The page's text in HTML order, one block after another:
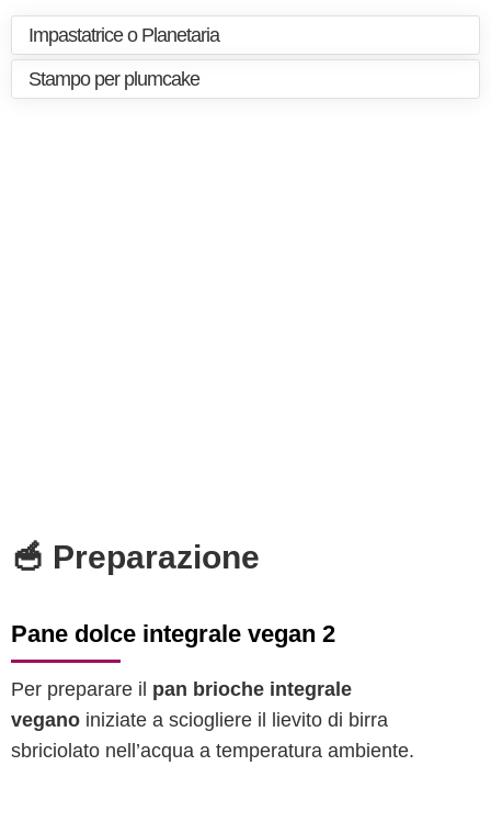
Impastatrice o Planetaria
Stampo per plumcake
🥣 Preparazione
Pane dolce integrale vegan 2
Per preparare il pan brioche integrale
vegano iniziate a sciogliere il lievito di birra
sbriciolato nell’acqua a temperatura ambiente.